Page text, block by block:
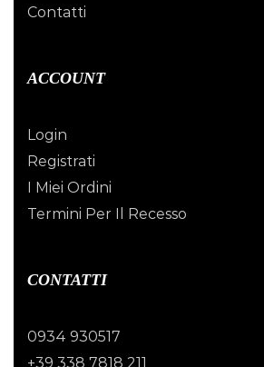
Contatti
ACCOUNT
Login
Registrati
I Miei Ordini
Termini Per Il Recesso
CONTATTI
0934 930517
+39 338 7818 211